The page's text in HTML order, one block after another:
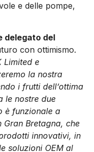
e delle pompe,
delegato del
con ottimismo.
Limited e
la nostra
i frutti dell’ottima
le nostre due
è funzionale a
Bretagna, che
innovativi, in
soluzioni OEM al